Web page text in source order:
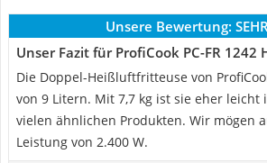
Unsere Bewertung:
Unser Fazit für ProfiCook ‎PC-FR 1242
Die Doppel-Heißluftfritteuse von
von 9 Litern. Mit 7,7 kg ist sie eher leicht
vielen ähnlichen Produkten. Wir mögen
Leistung von 2.400 W.